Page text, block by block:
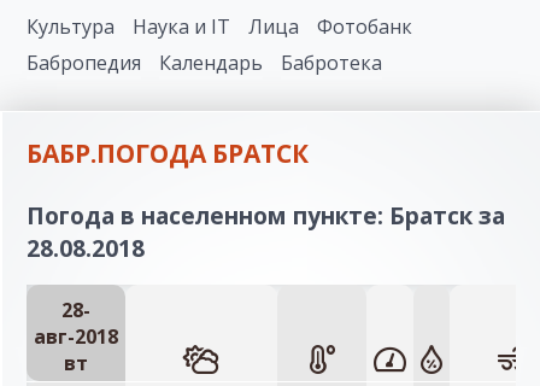
Культура
Наука и IT Лица
Фотобанк
Бабропедия
Календарь Бабротека
БАБР.ПОГОДА БРАТСК
Погода в населенном пункте: Братск за
28.08.2018
28-
авг-2018
вт